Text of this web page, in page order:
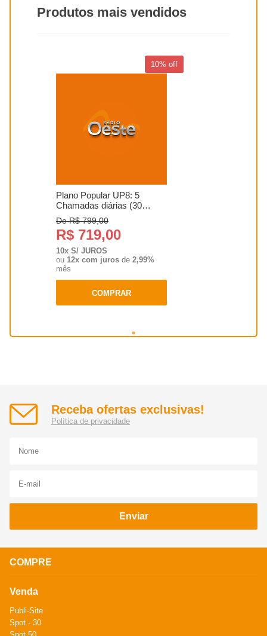
Produtos mais vendidos
10% off
Plano Popular UP8: 5
Chamadas diárias (30
segundo...
De R$ 799,00
R$ 719,00
10x S/ JUROS
ou 12x com juros de 2,99%
mês
COMPRAR
Receba ofertas exclusivas!
Política de privacidade
Enviar
COMPRE
Venda
Publi-Site
Spot - 30